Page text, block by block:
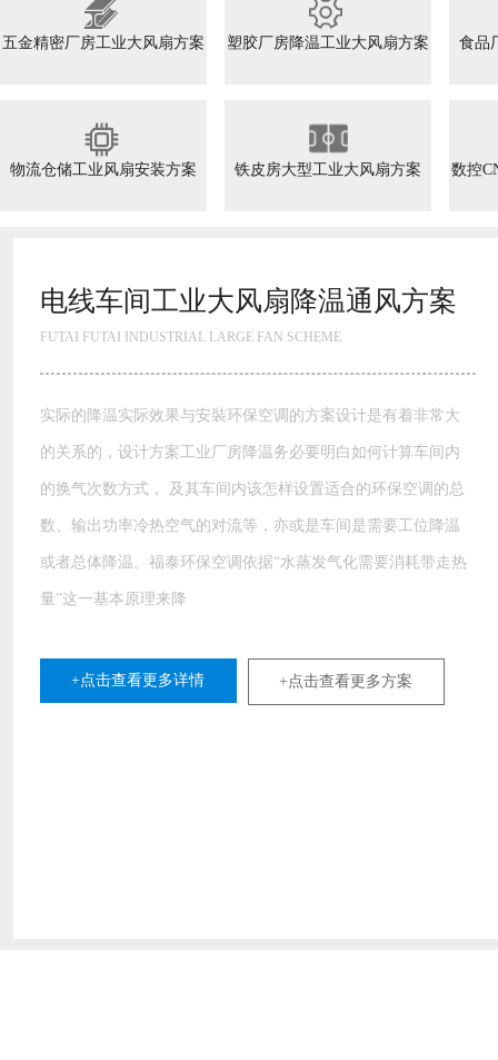
五金精密厂房工业大风扇方案 塑胶厂房降温工业大风扇方案 食品
物流仓储工业风扇安装方案 铁皮房大型工业大风扇方案 数控
电线车间工业大风扇降温通风方案
FUTAI FUTAI INDUSTRIAL LARGE FAN SCHEME
实际的降温实际效果与安裝环保空调的方案设计是有着非常大
的关系的，设计方案工业厂房降温务必要明白如何计算车间内
的换气次数方式， 及其车间内该怎样设置适合的环保空调的总
数、输出功率冷热空气的对流等，亦或是车间是需要工位降温
或者总体降温。福泰环保空调依据“水蒸发气化需要消耗带走热
量”这一基本原理来降
+点击查看更多详情 +点击查看更多方案